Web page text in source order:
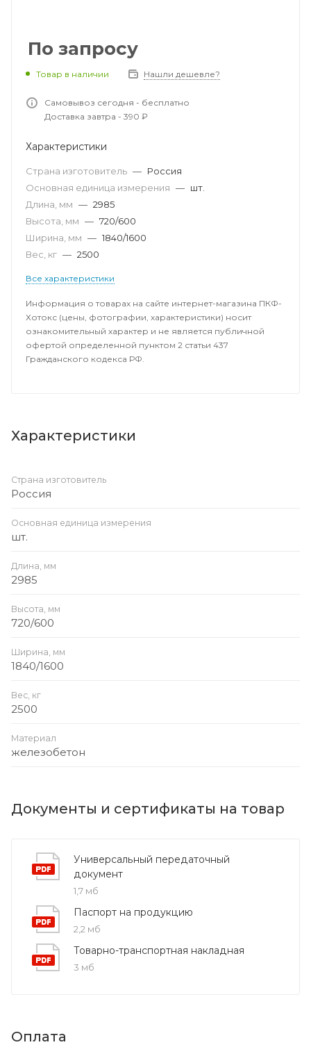
По запросу
Товар в наличии Нашли дешевле?
Самовывоз сегодня - бесплатно
Доставка завтра - 390 ₽
Характеристики
Страна изготовитель — Россия
Основная единица измерения — шт.
Длина, мм — 2985
Высота, мм — 720/600
Ширина, мм — 1840/1600
Вес, кг — 2500
Все характеристики
Информация о товарах на сайте интернет-магазина ПКФ-
Хотокс (цены, фотографии, характеристики) носит
ознакомительный характер и не является публичной
офертой определенной пунктом 2 статьи 437
Гражданского кодекса РФ.
Характеристики
Страна изготовитель
Россия
Основная единица измерения
шт.
Длина, мм
2985
Высота, мм
720/600
Ширина, мм
1840/1600
Вес, кг
2500
Материал
железобетон
Документы и сертификаты на товар
Универсальный передаточный
документ
1,7 мб
Паспорт на продукцию
2,2 мб
Товарно-транспортная накладная
3 мб
Оплата